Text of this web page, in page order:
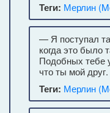
Теги: Мерлин
— Я поступал
когда это было
Подобных тебе
что ты мой друг.
Теги: Мерлин